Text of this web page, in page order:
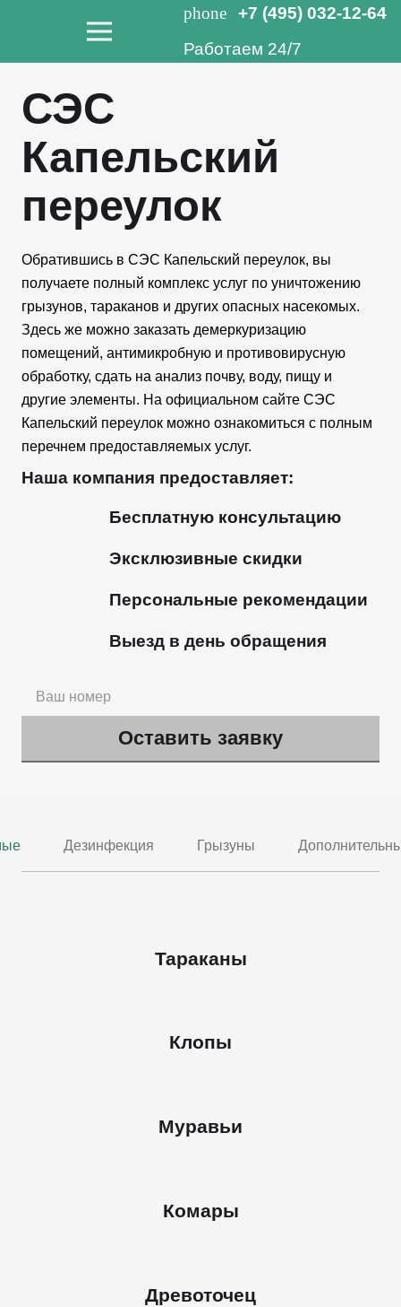
phone
+7 (495) 032-12-64
Работаем 24/7
СЭС
Капельский
переулок
Обратившись в СЭС Капельский переулок, вы
получаете полный комплекс услуг по уничтожению
грызунов, тараканов и других опасных насекомых.
Здесь же можно заказать демеркуризацию
помещений, антимикробную и противовирусную
обработку, сдать на анализ почву, воду, пищу и
другие элементы. На официальном сайте СЭС
Капельский переулок можно ознакомиться с полным
перечнем предоставляемых услуг.
Наша компания предоставляет:
Бесплатную консультацию
Эксклюзивные скидки
Персональные рекомендации
Выезд в день обращения
Дезинфекция Грызуны
Тараканы
Клопы
Муравьи
Комары
Древоточец